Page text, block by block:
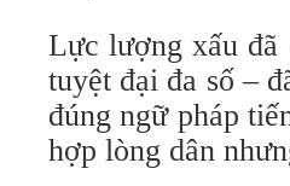
Lực lượng xấu đã
tuyệt đại đa số –
đúng ngữ pháp
hợp lòng dân